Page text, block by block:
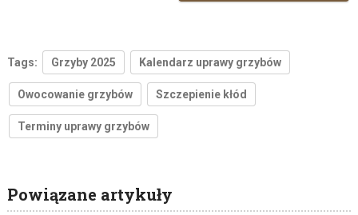
Tags: Grzyby 2025 Kalendarz uprawy grzybów
Owocowanie grzybów Szczepienie kłód
Terminy uprawy grzybów
Powiązane artykuły